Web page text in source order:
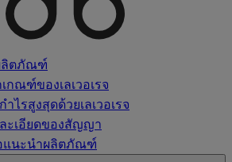
ลิตภัณฑ์
กณฑ์ของเลเวอเรจ
ำไรสูงสุดด้วยเลเวอเรจ
ะเอียดของสัญญา
แนะนำผลิตภัณฑ์